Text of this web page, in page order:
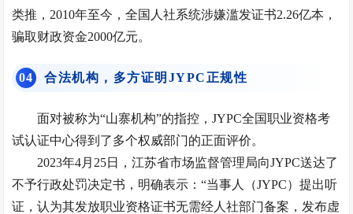
类推，2010年至今，全国人社系统涉嫌滥发证书2.26亿本，
骗取财政资金2000亿元。
04 合法机构，多方证明JYPC正规性
面对被称为“山寨机构”的指控，JYPC全国职业资格考
试认证中心得到了多个权威部门的正面评价。
2023年4月25日，江苏省市场监督管理局向JYPC送达了
不予行政处罚决定书，明确表示：“当事人（JYPC）提出听
证，认为其发放职业资格证书无需经人社部门备案，发布虚